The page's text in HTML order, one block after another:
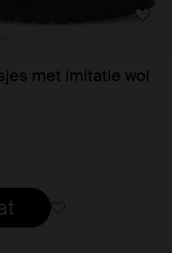
met imitatie wol